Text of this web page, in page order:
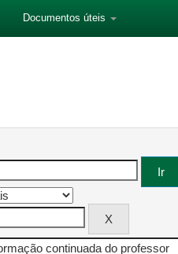
Documentos úteis